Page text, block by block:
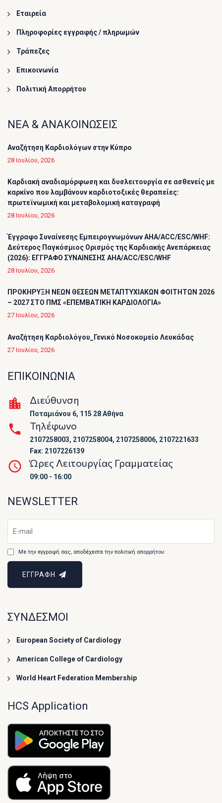
Εταιρεία
Πληροφορίες εγγραφής / πληρωμών
Τράπεζες
Επικοινωνία
Πολιτική Απορρήτου
ΝΕΑ & ΑΝΑΚΟΙΝΩΣΕΙΣ
Αναζήτηση Καρδιολόγων στην Κύπρο
28 Ιουλίου, 2026
Καρδιακή αναδιαμόρφωση και δυσλειτουργία σε ασθενείς με
καρκίνο που λαμβάνουν καρδιοτοξικές θεραπείες:
πρωτεϊνωμική και μεταβολομική καταγραφή
28 Ιουλίου, 2026
Έγγραφο Συναίνεσης Εμπειρογνωμόνων AHA/ACC/ESC/WHF:
Δεύτερος Παγκόσμιος Ορισμός της Καρδιακής Ανεπάρκειας
(2026): ΕΓΓΡΑΦΟ ΣΥΝΑΙΝΕΣΗΣ AHA/ACC/ESC/WHF
28 Ιουλίου, 2026
ΠΡΟΚΗΡΥΞΗ ΝΕΩΝ ΘΕΣΕΩΝ ΜΕΤΑΠΤΥΧΙΑΚΩΝ ΦΟΙΤΗΤΩΝ 2026
– 2027 ΣΤΟ ΠΜΣ «ΕΠΕΜΒΑΤΙΚΗ ΚΑΡΔΙΟΛΟΓΙΑ»
27 Ιουλίου, 2026
Αναζήτηση Καρδιολόγου_Γενικό Νοσοκομείο Λευκάδας
27 Ιουλίου, 2026
ΕΠΙΚΟΙΝΩΝΙΑ
Διεύθυνση
Ποταμιάνου 6, 115 28 Αθήνα
Τηλέφωνο
2107258003, 2107258004, 2107258006, 2107221633
Fax: 2107226139
Ώρες Λειτουργίας Γραμματείας
09:00 - 16:00
NEWSLETTER
Με την εγγραφή σας, αποδέχεστε την πολιτική απορρήτου
ΕΓΓΡΑΦΗ
ΣΥΝΔΕΣΜΟΙ
European Society of Cardiology
American College of Cardiology
World Heart Federation Membership
HCS Application